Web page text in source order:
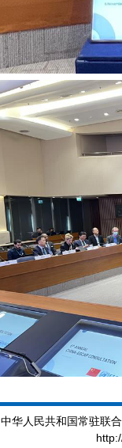
中华人民共和国常驻联